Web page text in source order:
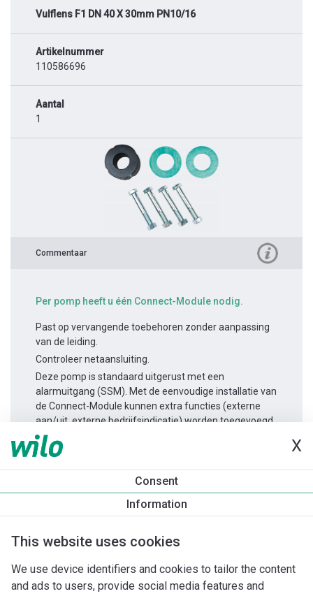
X
Consent
Information
This website uses cookies
We use device identifiers and cookies to tailor the content
and ads to users, provide social media features and
Vulflens F1 DN 40 X 30mm PN10/16
Artikelnummer
110586696
Aantal
1
Commentaar
Per pomp heeft u één Connect-Module nodig.
Past op vervangende toebehoren zonder aanpassing
van de leiding.
Controleer netaansluiting.
Deze pomp is standaard uitgerust met een
alarmuitgang (SSM). Met de eenvoudige installatie van
de Connect-Module kunnen extra functies (externe
aan/uit, externe bedrijfsindicatie) worden toegevoegd.
Productinformatie